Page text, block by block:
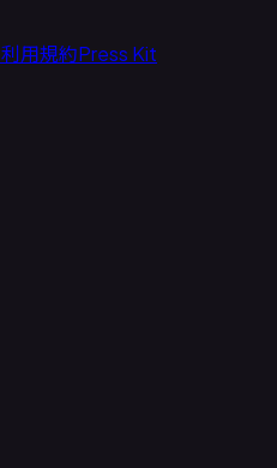
利用規約Press Kit